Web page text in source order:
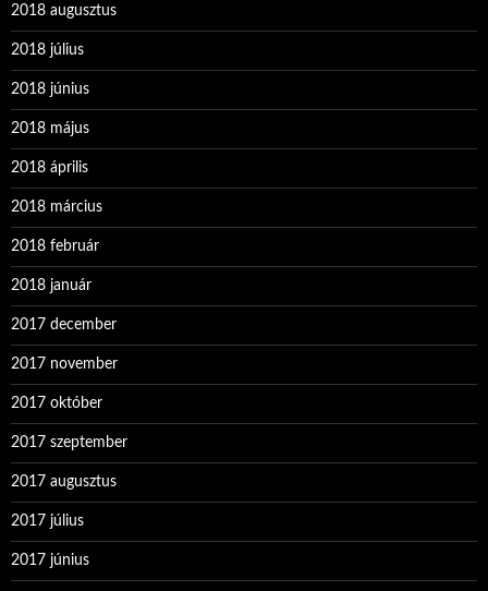
2018 augusztus
2018 július
2018 június
2018 május
2018 április
2018 március
2018 február
2018 január
2017 december
2017 november
2017 október
2017 szeptember
2017 augusztus
2017 július
2017 június